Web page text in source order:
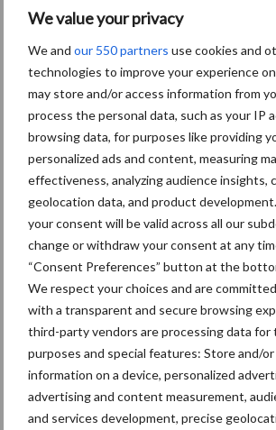
We value your privacy
We and our 550 partners use cookies and
technologies to improve your experience
may store and/or access information from
process the personal data, such as your IP
browsing data, for purposes like providing
personalized ads and content, measuring
effectiveness, analyzing audience insights,
geolocation data, and product
your consent will be valid across all our
change or withdraw your consent at any
“Consent Preferences” button at the
We respect your choices and are
with a transparent and secure browsing
third-party vendors are processing data for
purposes and special features: Store and/or
information on a device, personalized
advertising and content measurement,
and services development, precise
Mercedes benz
Speciaal voor jou!
transport
De nieuwe Volvo
meer kracht –
brandstof
“Een daverend
ons “Full Liner”
in Genk
Volvo lanceert
vrachtwagens
op waterstof